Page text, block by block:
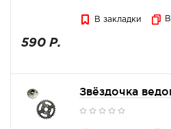
В закладки
590 Р.
Звёздочка